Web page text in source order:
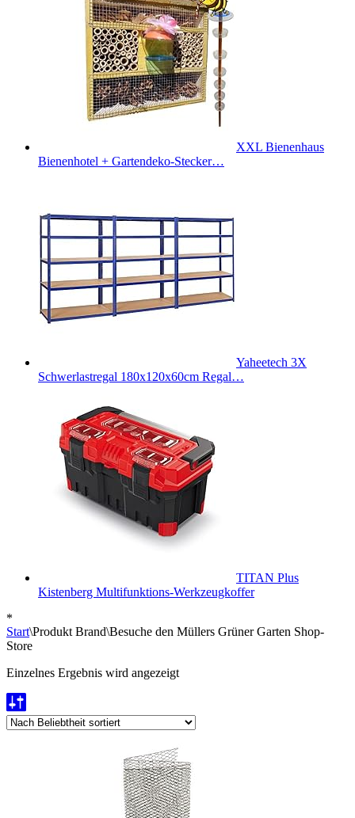
XXL Bienenhaus
Bienenhotel + Gartendeko-Stecker…
Yaheetech 3X
Schwerlastregal 180x120x60cm Regal…
TITAN Plus
Kistenberg Multifunktions-Werkzeugkoffer
*
Start\Produkt Brand\Besuche den Müllers Grüner Garten Shop-
Store
Einzelnes Ergebnis wird angezeigt